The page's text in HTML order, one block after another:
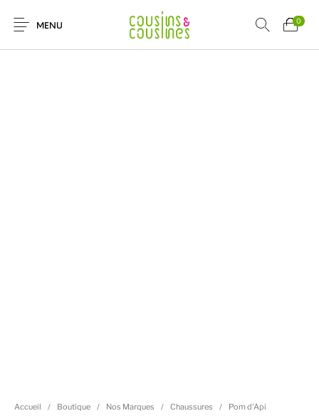
MENU
0
Accueil / Boutique / Nos Marques / Chaussures / Pom d'Api